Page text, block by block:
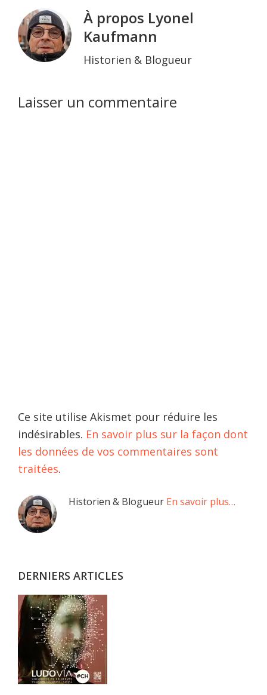
À propos Lyonel
Kaufmann
Historien & Blogueur
Interactions
Laisser un commentaire
Ce site utilise Akismet pour réduire les
indésirables. En savoir plus sur la façon dont
les données de vos commentaires sont
traitées.
Barre
latérale
Historien & Blogueur En savoir plus…
DERNIERS ARTICLES